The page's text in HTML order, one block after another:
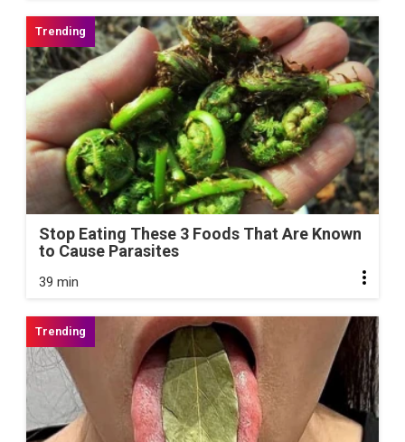
Stop Eating These 3 Foods That Are Known
to Cause Parasites
39 min